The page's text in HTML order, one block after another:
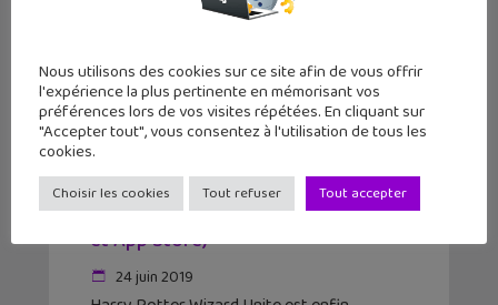
Harry Potter Wizards Unite
disponible en France (Google Play
et App Store)
24 juin 2019
Nous utilisons des cookies sur ce site afin de vous offrir
l'expérience la plus pertinente en mémorisant vos
préférences lors de vos visites répétées. En cliquant sur
"Accepter tout", vous consentez à l'utilisation de tous les
cookies.
Choisir les cookies Tout refuser Tout accepter